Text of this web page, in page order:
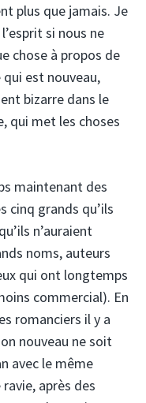
plus que jamais. Je
si nous ne
chose à propos de
est nouveau,
bizarre dans le
qui met les choses
maintenant des
cinq grands qu’ils
n’auraient
noms, auteurs
qui ont longtemps
commercial). En
romanciers il y a
nouveau ne soit
avec le même
après des